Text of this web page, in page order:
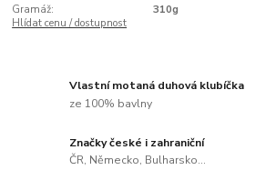
Gramáž:
310g
Hlídat cenu / dostupnost
Vlastní motaná duhová klubíčka
ze 100% bavlny
Značky české i zahraniční
ČR, Německo, Bulharsko...